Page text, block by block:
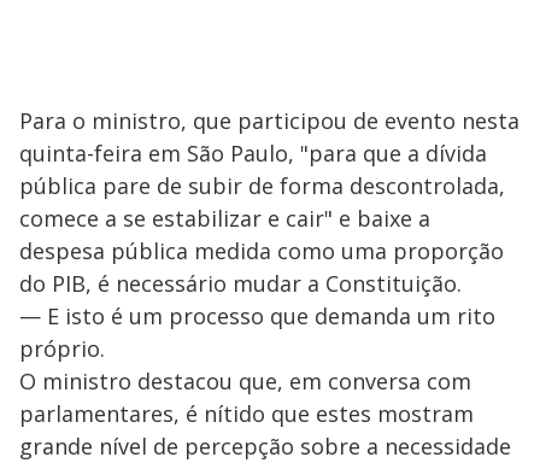
Para o ministro, que participou de evento nesta
quinta-feira em São Paulo, "para que a dívida
pública pare de subir de forma descontrolada,
comece a se estabilizar e cair" e baixe a
despesa pública medida como uma proporção
do PIB, é necessário mudar a Constituição.
— E isto é um processo que demanda um rito
próprio.
O ministro destacou que, em conversa com
parlamentares, é nítido que estes mostram
grande nível de percepção sobre a necessidade